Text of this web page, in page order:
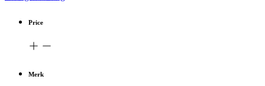
Price
Merk